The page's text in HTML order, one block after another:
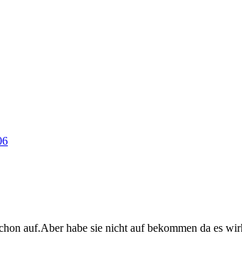
auf.Aber habe sie nicht auf bekommen da es